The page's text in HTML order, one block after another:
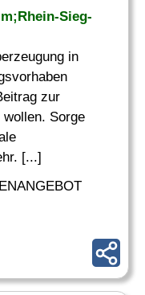
Sieg-
in
zur
Sorge
[...]